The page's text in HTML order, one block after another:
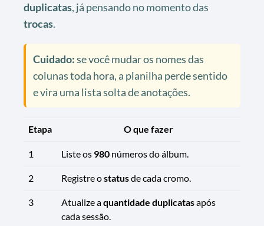
duplicatas, já pensando no momento das
trocas.
Cuidado:se você mudar os nomes das
colunas toda hora, a planilha perde sentido
e vira uma lista solta de anotações.
Etapa O que fazer
1 Liste os 980 números do álbum.
2 Registre ostatusde cada cromo.
3 Atualize aquantidade duplicatasapós
cada sessão.